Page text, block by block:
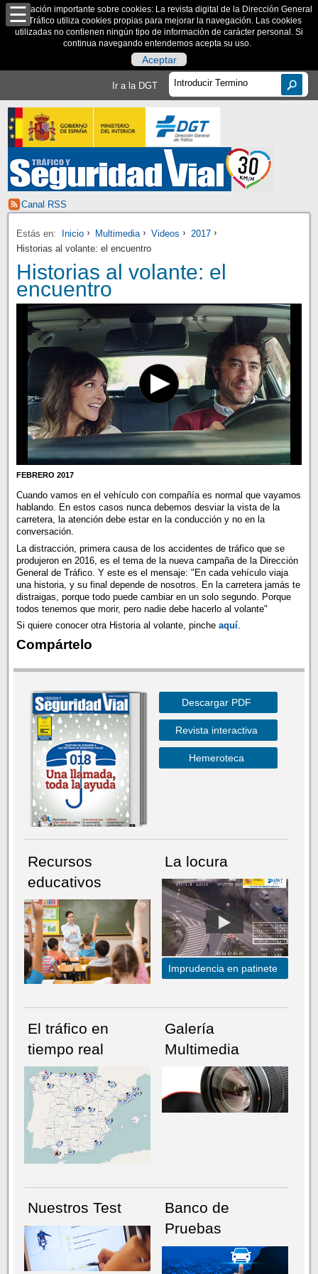
Información importante sobre cookies: La revista digital de la Dirección General
de Tráfico utiliza cookies propias para mejorar la navegación. Las cookies
utilizadas no contienen ningún tipo de información de carácter personal. Si
continua navegando entendemos acepta su uso.
Aceptar
Ir a la DGT
Canal RSS
Estás en: Inicio Multimedia Videos
2017
Historias al volante: el encuentro
Historias al volante: el
encuentro
FEBRERO 2017
Cuando vamos en el vehículo con compañía es normal que vayamos
hablando. En estos casos nunca debemos desviar la vista de la
carretera, la atención debe estar en la conducción y no en la
conversación.
La distracción, primera causa de los accidentes de tráfico que se
produjeron en 2016, es el tema de la nueva campaña de la Dirección
General de Tráfico. Y este es el mensaje: "En cada vehículo viaja
una historia, y su final depende de nosotros. En la carretera jamás te
distraigas, porque todo puede cambiar en un solo segundo. Porque
todos tenemos que morir, pero nadie debe hacerlo al volante"
Si quiere conocer otra Historia al volante, pinche aquí.
Compártelo
NÚMERO ACTUALHEMEROTECA
Descargar PDF
Revista interactiva
Hemeroteca
Recursos
educativos
La locura
Imprudencia en patinete
El tráfico en
tiempo real
Galería
Multimedia
Nuestros Test
Banco de
Pruebas